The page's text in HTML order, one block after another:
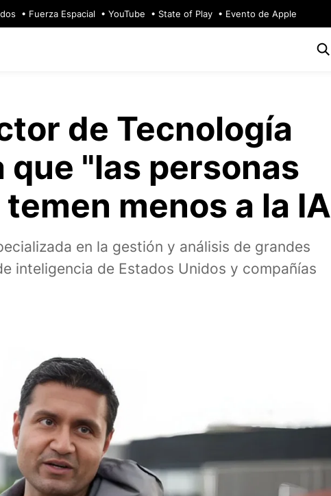
Fuerza Espacial YouTube State of Play Evento de Apple
de Tecnología
que "las personas
menos a la IA
en la gestión y análisis de grandes
inteligencia de Estados Unidos y compañías